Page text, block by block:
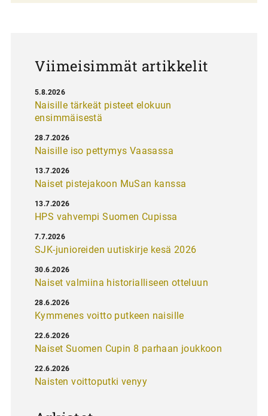
Viimeisimmät artikkelit
Naisille tärkeät pisteet elokuun
ensimmäisestä
5.8.2026
Naisille iso pettymys Vaasassa
28.7.2026
Naiset pistejakoon MuSan kanssa
13.7.2026
HPS vahvempi Suomen Cupissa
13.7.2026
SJK-junioreiden uutiskirje kesä 2026
7.7.2026
Naiset valmiina historialliseen otteluun
30.6.2026
Kymmenes voitto putkeen naisille
28.6.2026
Naiset Suomen Cupin 8 parhaan joukkoon
22.6.2026
Naisten voittoputki venyy
22.6.2026